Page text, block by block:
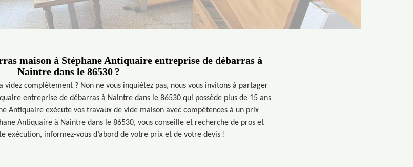
maison à Stéphane Antiquaire entreprise de débarras à
Naintre dans le 86530 ?
videz complètement ? Non ne vous inquiétez pas, nous vous invitons à partager
entreprise de débarras à Naintre dans le 86530 qui possède plus de 15 ans
Antiquaire exécute vos travaux de vide maison avec compétences à un prix
Antiquaire à Naintre dans le 86530, vous conseille et recherche de pros et
exécution, informez-vous d’abord de votre prix et de votre devis !